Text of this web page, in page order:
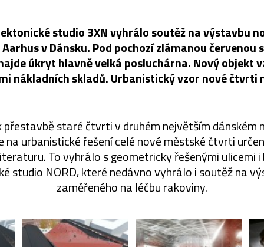
studio 3XN vyhrálo soutěž na výstavbu
v Dánsku. Pod pochozí zlámanou červenou
úkryt hlavně velká posluchárna. Nový objekt
nákladních skladů. Urbanistický vzor nové čtvrti
staré čtvrti v druhém největším dánském
na urbanistické řešení celé nové městské čtvrti
To vyhrálo s geometricky řešenými ulicemi
studio NORD, které nedávno vyhrálo i soutěž na
zaměřeného na léčbu rakoviny.